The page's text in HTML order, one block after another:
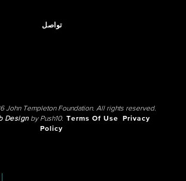
تواصل
John Templeton Foundation. All rights reserved.
Designby Push10. Terms Of Use
Privacy
Policy